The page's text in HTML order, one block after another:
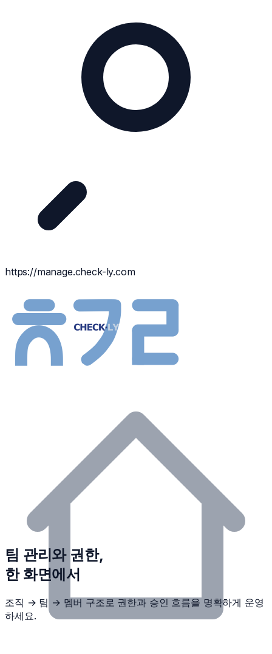
https://manage.check-ly.com
팀 관리와 권한,
한 화면에서
조직 → 팀 → 멤버 구조로 권한과 승인 흐름을 명확하게 운영
하세요.